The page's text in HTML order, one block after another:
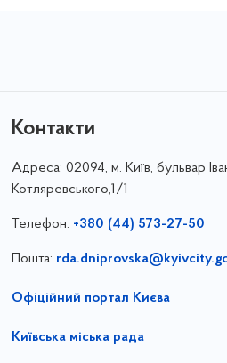
Контакти
Адреса: 02094, м. Київ, бульвар
Котляревського,1/1
Телефон: +380 (44) 573-27-50
Пошта:
Офіційний портал Києва
Київська міська рада